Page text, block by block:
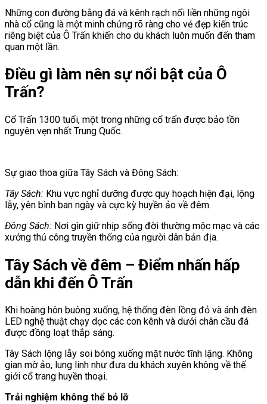
Những con đường bằng đá và kênh rạch nối liền những ngôi
nhà cổ cũng là một minh chứng rõ ràng cho vẻ đẹp kiến trúc
riêng biệt của Ô Trấn khiến cho du khách luôn muốn đến tham
quan một lần.
Điều gì làm nên sự nổi bật của Ô
Trấn?
Cổ Trấn 1300 tuổi, một trong những cổ trấn được bảo tồn
nguyên vẹn nhất Trung Quốc.
Sự giao thoa giữa Tây Sách và Đông Sách:
Tây Sách: Khu vực nghỉ dưỡng được quy hoạch hiện đại, lộng
lẫy, yên bình ban ngày và cực kỳ huyền ảo về đêm.
Đông Sách: Nơi gìn giữ nhịp sống đời thường mộc mạc và các
xưởng thủ công truyền thống của người dân bản địa.
Tây Sách về đêm – Điểm nhấn hấp
dẫn khi đến Ô Trấn
Khi hoàng hôn buông xuống, hệ thống đèn lồng đỏ và ánh đèn
LED nghệ thuật chạy dọc các con kênh và dưới chân cầu đá
được đồng loạt thắp sáng.
Tây Sách lộng lẫy soi bóng xuống mặt nước tĩnh lặng. Không
gian mờ ảo, lung linh như đưa du khách xuyên không về thế
giới cổ trang huyền thoại.
Trải nghiệm không thể bỏ lỡ